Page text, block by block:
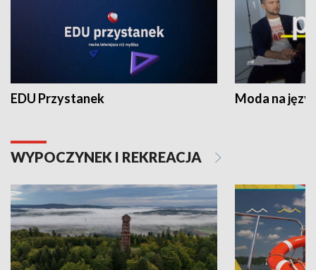
EDU Przystanek Moda na
WYPOCZYNEK I REKREACJA